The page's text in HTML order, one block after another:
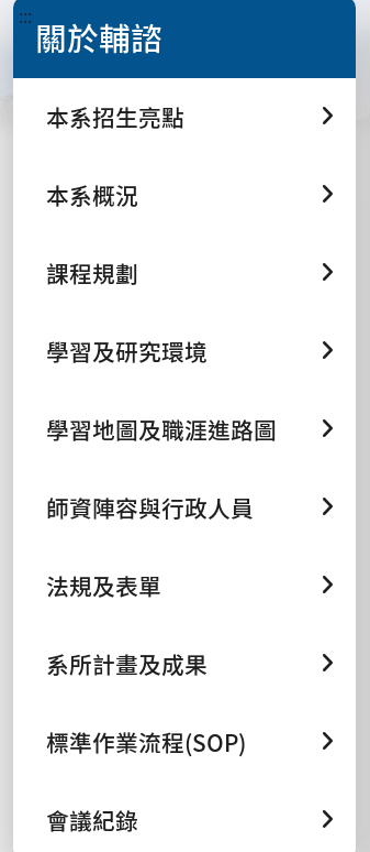
::: 關於輔諮
本系招生亮點
本系概況
課程規劃
學習及研究環境
學習地圖及職涯進路圖
師資陣容與行政人員
法規及表單
系所計畫及成果
標準作業流程(SOP)
會議紀錄